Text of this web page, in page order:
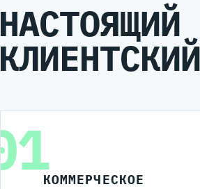
НАСТОЯЩИЙ
01КОММЕРЧЕСКОЕ